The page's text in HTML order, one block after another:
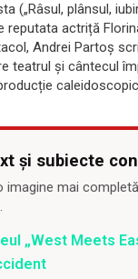
(„Râsul, plânsul,
reputata actriță
Andrei Partoș
teatrul și cântecul
și subiecte
imagine mai
„West Meets